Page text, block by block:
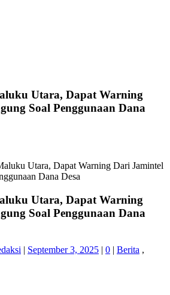
Utara, Dapat Warning
Soal Penggunaan Dana
Utara, Dapat Warning Dari Jamintel
Dana Desa
Utara, Dapat Warning
Soal Penggunaan Dana
| September 3, 2025 | 0 | Berita ,